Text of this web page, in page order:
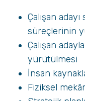
Çalışan
süreçlerinin
Çalışan
yürütülmesi
İnsan
Fiziksel